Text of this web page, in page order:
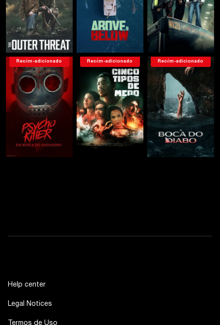
Recém-adicionado Recém-adicionado Recém-adicionado
Help center
Legal Notices
Termos de Uso